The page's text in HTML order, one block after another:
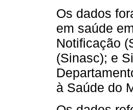
Os dados
em saúde
Notificação
(Sinasc); e
à Saúde do